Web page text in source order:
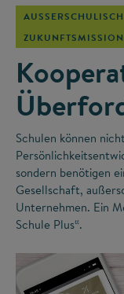
Schulen können
sondern benötigen
Gesellschaft,
Unternehmen. Ein
Schule Plus“.